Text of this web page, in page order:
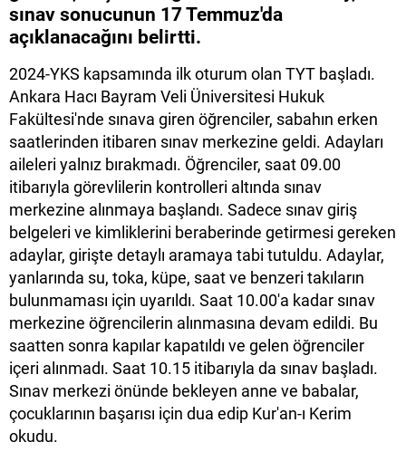
sınav sonucunun 17 Temmuz'da
açıklanacağını belirtti.
2024-YKS kapsamında ilk oturum olan TYT başladı.
Ankara Hacı Bayram Veli Üniversitesi Hukuk
Fakültesi'nde sınava giren öğrenciler, sabahın erken
saatlerinden itibaren sınav merkezine geldi. Adayları
aileleri yalnız bırakmadı. Öğrenciler, saat 09.00
itibarıyla görevlilerin kontrolleri altında sınav
merkezine alınmaya başlandı. Sadece sınav giriş
belgeleri ve kimliklerini beraberinde getirmesi gereken
adaylar, girişte detaylı aramaya tabi tutuldu. Adaylar,
yanlarında su, toka, küpe, saat ve benzeri takıların
bulunmaması için uyarıldı. Saat 10.00'a kadar sınav
merkezine öğrencilerin alınmasına devam edildi. Bu
saatten sonra kapılar kapatıldı ve gelen öğrenciler
içeri alınmadı. Saat 10.15 itibarıyla da sınav başladı.
Sınav merkezi önünde bekleyen anne ve babalar,
çocuklarının başarısı için dua edip Kur'an-ı Kerim
okudu.